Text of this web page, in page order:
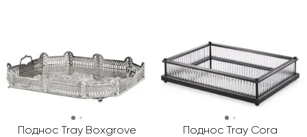
Поднос Tray Boxgrove Поднос Tray Cora